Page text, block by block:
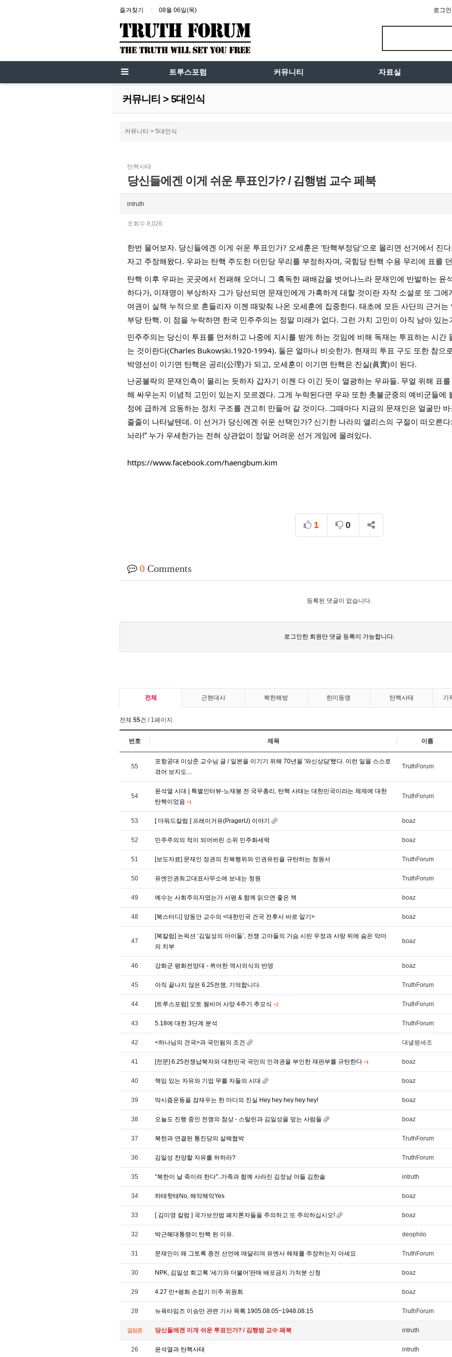
즐겨찾기 08월 06일(목) 로그인
트루스포럼 커뮤니티 자료실
커뮤니티 > 5대인식
커뮤니티 > 5대인식
탄핵사태
당신들에겐 이게 쉬운 투표인가? / 김행범 교수 페북
intruth
조회수 8,026
한번 물어보자. 당신들에겐 이게 쉬운 투표인가? 오세훈은 '탄핵부정당'으로 몰리면 선거에서 진
자고 주장해왔다. 우파는 탄핵 주도한 더민당 무리를 부정하자며, 국힘당 탄핵 수용 무리에 표를
탄핵 이후 우파는 곳곳에서 전패해 오더니 그 혹독한 패배감을 벗어나느라 문재인에 반발하는 윤
하다가, 이재명이 부상하자 그가 당선되면 문재인에게 가혹하게 대할 것이란 자작 소설로 또 그
여권이 실책 누적으로 흔들리자 이젠 때맞춰 나온 오세훈에 집중한다. 태초에 모든 사단의 근거
부당 탄핵. 이 점을 누락하면 한국 민주주의는 정말 미래가 없다. 그런 가치 고민이 아직 남아 있
민주주의는 당신이 투표를 먼저하고 나중에 지시를 받게 하는 것임에 비해 독재는 투표하는 시간
는 것이란다(Charles Bukowski.1920-1994). 둘은 얼마나 비슷한가. 현재의 투표 구도 또한 참으
박영선이 이기면 탄핵은 공리(公理)가 되고, 오세훈이 이기면 탄핵은 진실(眞實)이 된다.
난공불락의 문재인측이 몰리는 듯하자 갑자기 이젠 다 이긴 듯이 열광하는 우파들. 무얼 위해 표
해 싸우는지 이념적 고민이 있는지 모르겠다. 그게 누락된다면 우파 또한 촛불군중의 예비군들에
정에 급하게 요동하는 정치 구조를 견고히 만들어 갈 것이다. 그때마다 지금의 문재인은 얼굴만
줄줄이 나타날텐데. 이 선거가 당신에겐 쉬운 선택인가? 신기한 나라의 앨리스의 구절이 떠오른
놔라!” 누가 우세한가는 전혀 상관없이 정말 어려운 선거 게임에 몰려있다.
https://www.facebook.com/haengbum.kim
1 0
0 Comments
등록된 댓글이 없습니다.
로그인한 회원만 댓글 등록이 가능합니다.
전체 근현대사 북한해방 한미동맹 탄핵사태 기
전체 55건 / 1페이지
번호 제목 이름
55
포항공대 이상준 교수님 글 / 일본을 이기기 위해 70년을 '와신상담'했다. 이런 일을 스스로
겪어 보지도…
TruthForum
54
윤석열 시대 | 특별인터뷰-노재봉 전 국무총리, 탄핵 사태는 대한민국이라는 체제에 대한
탄핵이었음 +1
TruthForum
53 [ 더워드칼럼 ] 프레이거유(PragerU) 이야기 boaz
52 민주주의의 적이 되어버린 소위 민주화세력 boaz
51 [보도자료] 문재인 정권의 친북행위와 인권유린을 규탄하는 청원서 TruthForum
50 유엔인권최고대표사무소에 보내는 청원 TruthForum
49 예수는 사회주의자였는가 서평 & 함께 읽으면 좋은 책 boaz
48 [북스터디] 양동안 교수의 <대한민국 건국 전후사 바로 알기> boaz
47
[북칼럼] 논픽션 ‘김일성의 아이들’, 전쟁 고아들의 가슴 시린 우정과 사랑 뒤에 숨은 악마
의 치부
boaz
46 강화군 평화전망대 - 퀴어한 역사의식의 반영 boaz
45 아직 끝나지 않은 6.25전쟁, 기억합니다. TruthForum
44 [트루스포럼] 오토 웜비어 사망 4주기 추모식 +2 TruthForum
43 5.18에 대한 3단계 분석 TruthForum
42 <하나님의 건국>과 국민됨의 조건 대녈평세조
41 [전문] 6.25전쟁납북자와 대한민국 국민의 인격권을 부인한 재판부를 규탄한다 +1 boaz
40 책임 있는 자유와 기업 무를 자들의 시대 boaz
39 막시즘운동을 잠재우는 한 마디의 진실 Hey hey hey hey hey! boaz
38 오늘도 진행 중인 전쟁의 참상 - 스탈린과 김일성을 덮는 사람들 boaz
37 북한과 연결된 통진당의 살해협박 TruthForum
36 김일성 찬양할 자유를 허하라? TruthForum
35 "북한이 날 죽이려 한다"..가족과 함께 사라진 김정남 아들 김한솔 intruth
34 하태핫태No, 해악해악Yes boaz
33 [ 김미영 칼럼 ] 국가보안법 폐지론자들을 주의하고 또 주의하십시오! boaz
32 박근혜대통령이 탄핵 된 이유. deophilo
31 문재인이 왜 그토록 종전 선언에 매달리며 유엔사 해체를 주장하는지 아세요 TruthForum
30 NPK, 김일성 회고록 '세기와 더불어'판매 배포금지 가처분 신청 boaz
29 4.27 민+평화 손잡기 미주 위원회 boaz
28 뉴욕타임즈 이승만 관련 기사 목록 1905.08.05~1948.08.15 TruthForum
열람중 당신들에겐 이게 쉬운 투표인가? / 김행범 교수 페북 intruth
26 윤석열과 탄핵사태 intruth